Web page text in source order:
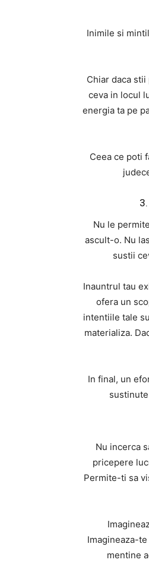
Inimile si
Chiar daca
ceva in locul
energia ta pe
Ceea ce poti
Nu le
ascult-o. Nu
sustii
Inauntrul tau
ofera un
intentiile tale
materializa.
In final, un
Nu incerca
pricepere
Permite-ti sa
Imagineaza-
mentine